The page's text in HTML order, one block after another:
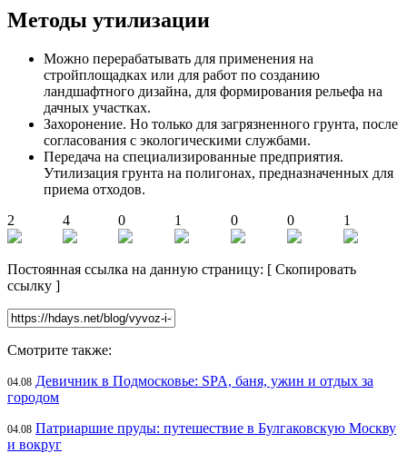
Методы утилизации
Можно перерабатывать для применения на
стройплощадках или для работ по созданию
ландшафтного дизайна, для формирования рельефа на
дачных участках.
Захоронение. Но только для загрязненного грунта, после
согласования с экологическими службами.
Передача на специализированные предприятия.
Утилизация грунта на полигонах, предназначенных для
приема отходов.
2
4 0 1 0 0 1
Постоянная ссылка на данную страницу: [ Скопировать
ссылку ]
Смотрите также:
04.08 Девичник в Подмосковье: SPA, баня, ужин и отдых за
городом
04.08 Патриаршие пруды: путешествие в Булгаковскую Москву
и вокруг